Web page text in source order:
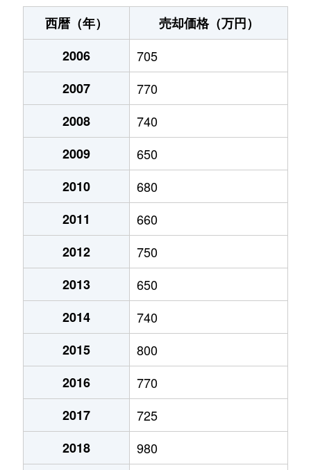
川沿９条
660万円 真駒内
川沿１７条
200万円
北ノ沢
1,200万円
北ノ沢
400万円
定山渓温泉西
330万円
定山渓温泉西
540万円
澄川１条
1,400万円
澄川２条
800万円
澄川２条
1,900万円
澄川２条
1,200万円
澄川２条
790万円
澄川２条
1,300万円
澄川３条
1,000万円
澄川４条
720万円
西暦（年）
売却価格（万円）
2006
705
2007
770
2008
740
2009
650
2010
680
2011
660
2012
750
2013
650
2014
740
2015
800
2016
770
2017
725
2018
980